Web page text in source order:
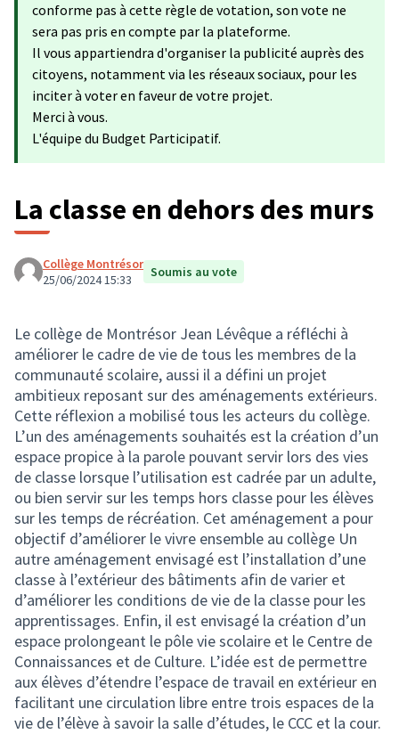
conforme pas à cette règle de votation, son vote ne
sera pas pris en compte par la plateforme.
Il vous appartiendra d'organiser la publicité auprès des
citoyens, notamment via les réseaux sociaux, pour les
inciter à voter en faveur de votre projet.
Merci à vous.
L'équipe du Budget Participatif.
La classe en dehors des murs
Collège Montrésor
25/06/2024 15:33
Soumis au vote
Le collège de Montrésor Jean Lévêque a réfléchi à
améliorer le cadre de vie de tous les membres de la
communauté scolaire, aussi il a défini un projet
ambitieux reposant sur des aménagements extérieurs.
Cette réflexion a mobilisé tous les acteurs du collège.
L’un des aménagements souhaités est la création d’un
espace propice à la parole pouvant servir lors des vies
de classe lorsque l’utilisation est cadrée par un adulte,
ou bien servir sur les temps hors classe pour les élèves
sur les temps de récréation. Cet aménagement a pour
objectif d’améliorer le vivre ensemble au collège Un
autre aménagement envisagé est l’installation d’une
classe à l’extérieur des bâtiments afin de varier et
d’améliorer les conditions de vie de la classe pour les
apprentissages. Enfin, il est envisagé la création d’un
espace prolongeant le pôle vie scolaire et le Centre de
Connaissances et de Culture. L’idée est de permettre
aux élèves d’étendre l’espace de travail en extérieur en
facilitant une circulation libre entre trois espaces de la
vie de l’élève à savoir la salle d’études, le CCC et la cour.